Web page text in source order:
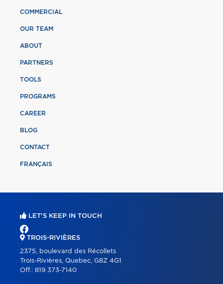
COMMERCIAL
OUR TEAM
ABOUT
PARTNERS
TOOLS
PROGRAMS
CAREER
BLOG
CONTACT
FRANÇAIS
LET'S KEEP IN TOUCH
TROIS-RIVIÈRES
2375, boulevard des Récollets
Trois-Rivières, Quebec, G8Z 4G1
Off.: 819 373-7140